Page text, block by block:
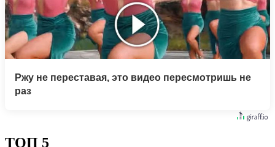
Ржу не переставая, это видео пересмотришь не
раз
ТОП 5